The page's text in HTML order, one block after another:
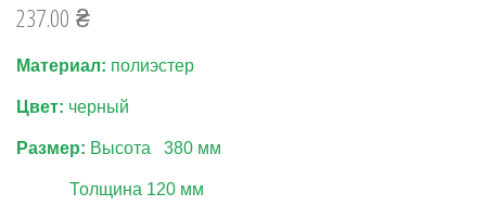
237.00 ₴
Материал: полиэстер
Цвет: черный
Размер: Высота 380 мм
Толщина 120 мм